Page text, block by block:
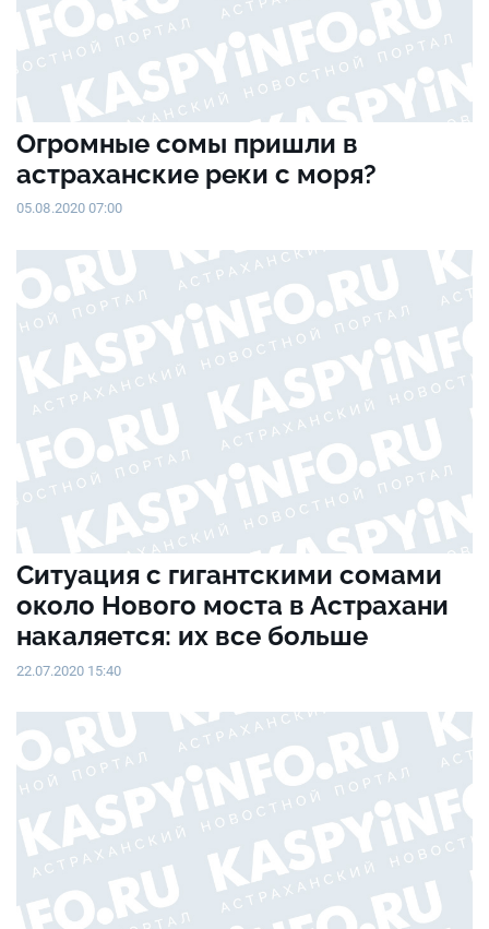
Огромные сомы пришли в
астраханские реки с моря?
05.08.2020 07:00
Ситуация с гигантскими сомами
около Нового моста в Астрахани
накаляется: их все больше
22.07.2020 15:40